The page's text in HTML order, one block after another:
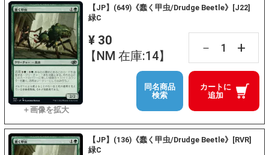
【JP】(649)《蠢く甲虫/Drudge Beetle》[J22]
緑C
¥ 30
【NM 在庫:14】
－ +
カートに
追加
同名商品
検索
【JP】(136)《蠢く甲虫/Drudge Beetle》[RVR]
緑C